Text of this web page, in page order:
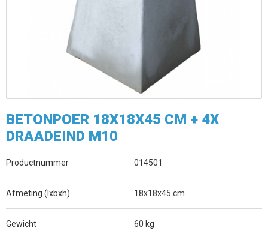
BETONPOER 18X18X45 CM + 4X
DRAADEIND M10
Productnummer 014501
Afmeting (lxbxh) 18x18x45 cm
Gewicht 60 kg